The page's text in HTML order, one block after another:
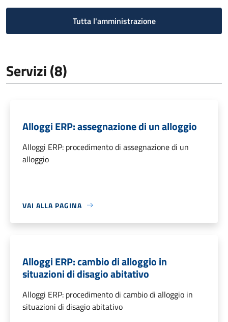
Tutta l'amministrazione
Servizi (8)
Alloggi ERP: assegnazione di un alloggio
Alloggi ERP: procedimento di assegnazione di un
alloggio
VAI ALLA PAGINA
Alloggi ERP: cambio di alloggio in
situazioni di disagio abitativo
Alloggi ERP: procedimento di cambio di alloggio in
situazioni di disagio abitativo